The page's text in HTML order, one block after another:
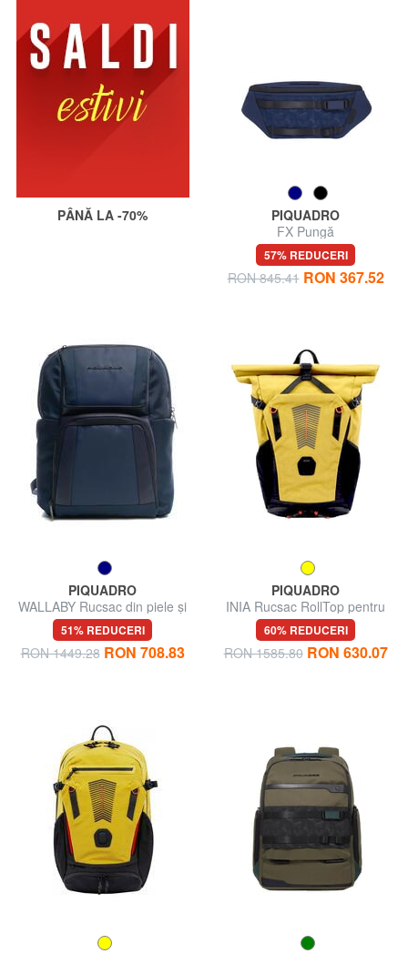
PÂNĂ LA -70%
PIQUADRO
FX Pungă
57% REDUCERI
RON 845.41 RON 367.52
PIQUADRO
WALLABY Rucsac din piele și
material textil, suport pentru
pc de 14".
51% REDUCERI
RON 1449.28 RON 708.83
PIQUADRO
INIA Rucsac RollTop pentru
PC de 15,6".
60% REDUCERI
RON 1585.80 RON 630.07